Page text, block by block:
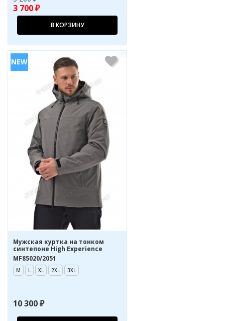
3 700 ₽
В КОРЗИНУ
Мужская куртка на тонком
синтепоне High Experience
MF85020/2051
M L XL 2XL 3XL
10 300 ₽